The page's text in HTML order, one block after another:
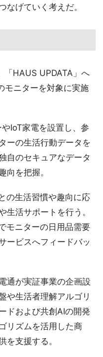
なげていく考えだ。
「HAUS UPDATA」へ
モニターを対象に実施
IoT家電を設置し、参
ーの生活行動データを
自のセキュアなデータ
向を把握。
の生活習慣や趣向に応
生活サポートを行う。
モニターの日用品需要
ービスへフィードバッ
通が実証事業の企画設
や生活者理解アルゴリ
ドおよび共創AIの開発
リズムを活用した商
を支援する。